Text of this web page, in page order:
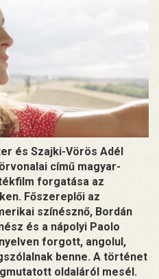
és Szajki-Vörös Adél
című magyar-
forgatása az
Főszereplői az
színésznő, Bordán
és a nápolyi Paolo
forgott, angolul,
benne. A történet
oldaláról mesél.